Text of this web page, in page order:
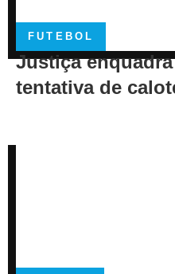
FUTEBOL
Justiça
tentativa de